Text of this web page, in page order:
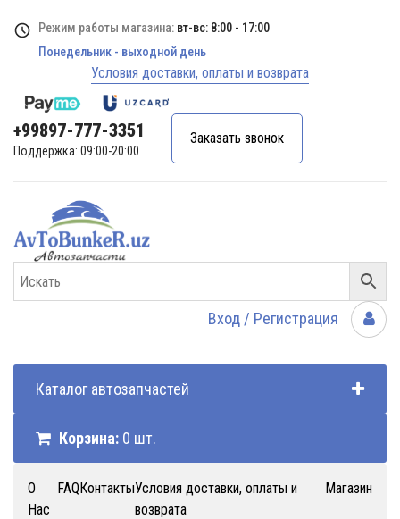
Режим работы магазина: вт-вс: 8:00 - 17:00
Понедельник - выходной день
Условия доставки, оплаты и возврата
+99897-777-3351
Поддержка: 09:00-20:00
Заказать звонок
Вход / Регистрация
Каталог автозапчастей
Корзина: 0 шт.
О
Нас
FAQКонтактыУсловия доставки, оплаты и
возврата
Магазин